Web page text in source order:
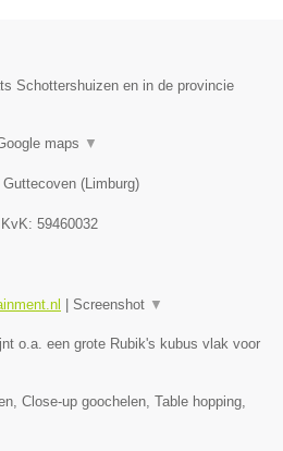
Schottershuizen en in de provincie
maps ▼
Guttecoven ( Limburg)
, KvK: 59460032
Screenshot ▼
o.a. een grote Rubik's kubus vlak voor
Close-up goochelen, Table hopping,